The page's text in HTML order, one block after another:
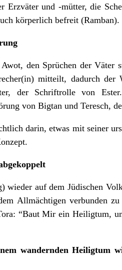
Erzväter und -mütter, die
körperlich befreit (Ramban).
den Sprüchen der Väter
mitteilt, dadurch
der Schriftrolle von
von Bigtan und Teresch,
darin, etwas mit seiner
wieder auf dem Jüdischen
Allmächtigen verbunden
“Baut Mir ein Heiligtum,
wandernden Heiligtum